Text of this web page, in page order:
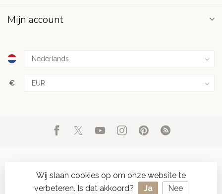
Mijn account
€
© Copyright 2026 d'Oude Seylmakerij- Powered by Lightspeed
Wij slaan cookies op om onze website te
verbeteren. Is dat akkoord?
Ja Nee